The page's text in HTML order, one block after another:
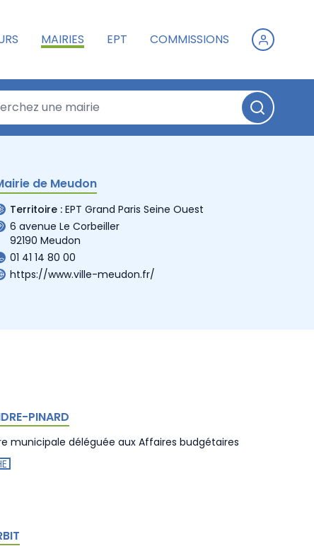
MAIRIES EPT COMMISSIONS
de Meudon
Territoire : EPT Grand Paris Seine Ouest
6 avenue Le Corbeiller
92190 Meudon
01 41 14 80 00
https://www.ville-meudon.fr/
PINARD
municipale déléguée aux Affaires budgétaires